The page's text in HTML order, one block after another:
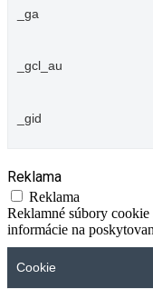
_ga
_gcl_au
_gid
Reklama
Reklama
Reklamné súbory
informácie na
Cookie